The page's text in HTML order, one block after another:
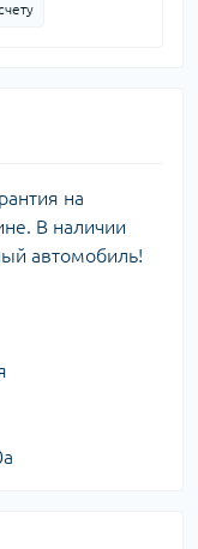
на
В наличии
автомобиль!